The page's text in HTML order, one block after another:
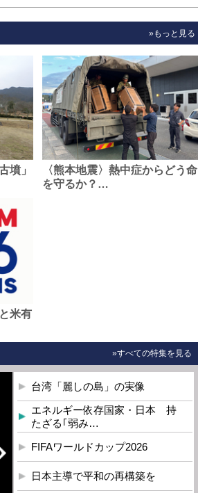
»もっと見る
墳」
〈熊本地震〉熱中症からどう命
を守るか？…
米有
»すべての特集を見る
台湾「麗しの島」の実像
エネルギー依存国家・日本 持
たざる｢弱み…
FIFAワールドカップ2026
日本主導で平和の再構築を